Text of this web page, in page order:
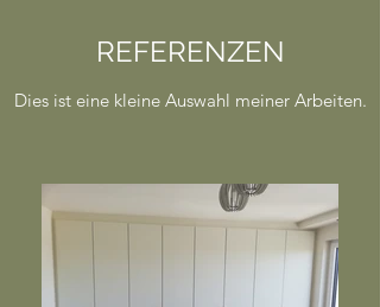
REFERENZEN
Dies ist eine kleine Auswahl meiner Arbeiten.